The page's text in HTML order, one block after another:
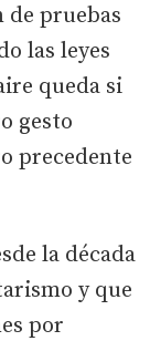
de pruebas
las leyes
queda si
gesto
precedente
la década
y que
por